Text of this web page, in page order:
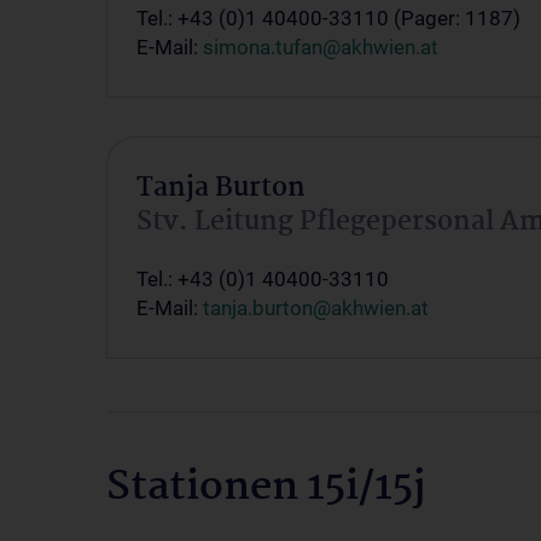
Tel.: +43 (0)1 40400-33110 (Pager: 1187)
E-Mail: simona.tufan@akhwien.at
Tanja Burton
Stv. Leitung Pflegepersonal
Tel.: +43 (0)1 40400-33110
E-Mail: tanja.burton@akhwien.at
Stationen 15i/15j